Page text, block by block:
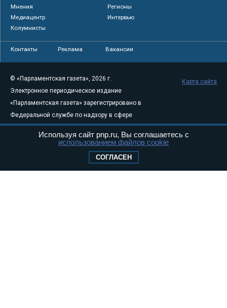
Мнения
Регионы
Медиацентр
Интервью
Колумнисты
Контакты Реклама Вакансии
© «Парламентская газета», 2026 г.
Электронное периодическое издание
«Парламентская газета» зарегистрировано в
Федеральной службе по надзору в сфере
связи, информационных технологий и
массовых коммуникаций (Роскомнадзор) 05
Свидетельство о регистрации Эл № ФС77-
Карта сайта
Используя сайт pnp.ru, Вы соглашаетесь с
использованием файлов cookie
СОГЛАСЕН